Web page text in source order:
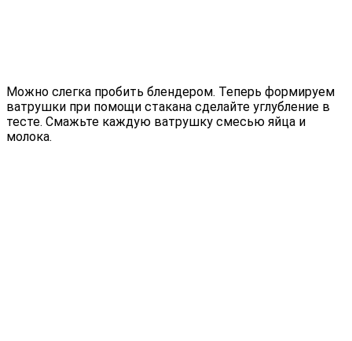
Можно слегка пробить блендером. Теперь формируем
ватрушки при помощи стакана сделайте углубление в
тесте. Смажьте каждую ватрушку смесью яйца и
молока.